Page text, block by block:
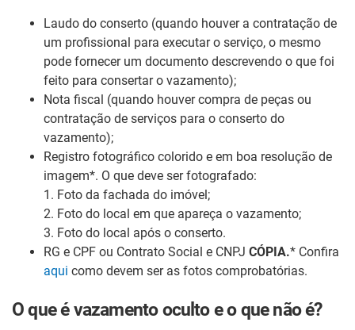
Laudo do conserto (quando houver a contratação de
um profissional para executar o serviço, o mesmo
pode fornecer um documento descrevendo o que foi
feito para consertar o vazamento);
Nota fiscal (quando houver compra de peças ou
contratação de serviços para o conserto do
vazamento);
Registro fotográfico colorido e em boa resolução de
imagem*. O que deve ser fotografado:
1. Foto da fachada do imóvel;
2. Foto do local em que apareça o vazamento;
3. Foto do local após o conserto.
RG e CPF ou Contrato Social e CNPJ CÓPIA.* Confira
aqui como devem ser as fotos comprobatórias.
O que é vazamento oculto e o que não é?